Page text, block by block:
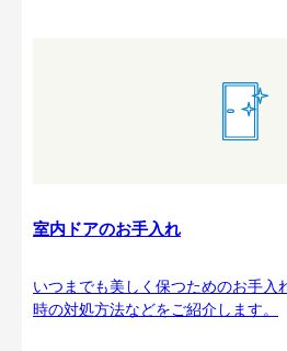
室内ドアのお手入れ
いつまでも美しく保つためのお手入
時の対処方法などをご紹介します。